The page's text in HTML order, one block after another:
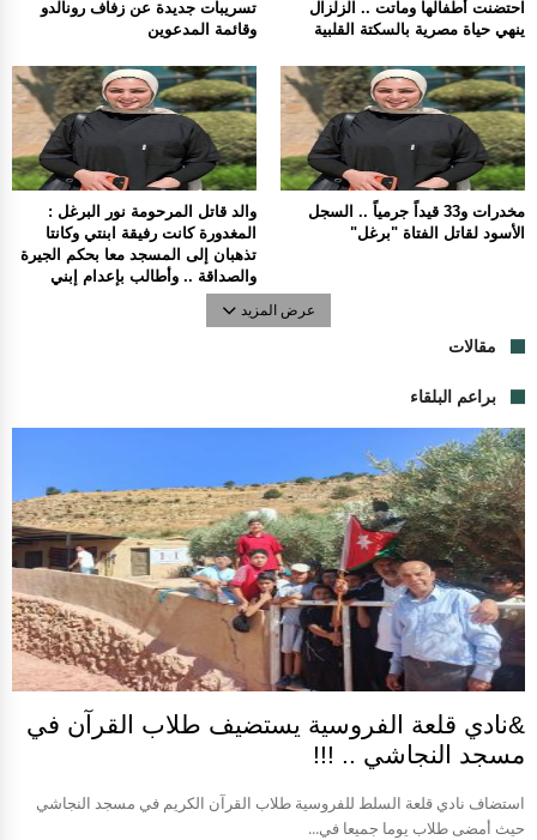
تسريبات جديدة عن زفاف رونالدو
وقائمة المدعوين
احتضنت أطفالها وماتت .. الزلزال
ينهي حياة مصرية بالسكتة القلبية
والد قاتل المرحومة نور البرغل :
المغدورة كانت رفيقة ابنتي وكانتا
تذهبان إلى المسجد معا بحكم الجيرة
والصداقة .. وأطالب بإعدام إبني
مخدرات و33 قيداً جرمياً .. السجل
الأسود لقاتل الفتاة "برغل"
عرض المزيد
مقالات
براعم البلقاء
&نادي قلعة الفروسية يستضيف طلاب القرآن في
مسجد النجاشي .. !!!
استضاف نادي قلعة السلط للفروسية طلاب القرآن الكريم في مسجد النجاشي
حيث أمضى طلاب يوما جميعا في...